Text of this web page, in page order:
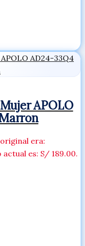
APOLO
era:
actual es: S/ 189.00.